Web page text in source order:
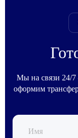
Мы на связи 24/
оформим